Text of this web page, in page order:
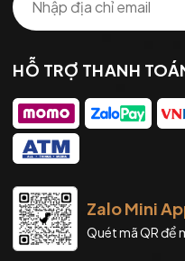
HỖ TRỢ THANH
Zalo Mini
Quét mã QR để